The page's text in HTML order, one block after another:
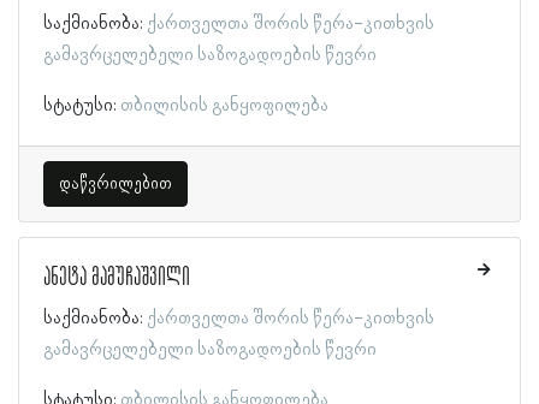
საქმიანობა: ქართველთა შორის წერა-კითხვის
გამავრცელებელი საზოგადოების წევრი
სტატუსი: თბილისის განყოფილება
დაწვრილებით
ანეტა მამუჩაშვილი
საქმიანობა: ქართველთა შორის წერა-კითხვის
გამავრცელებელი საზოგადოების წევრი